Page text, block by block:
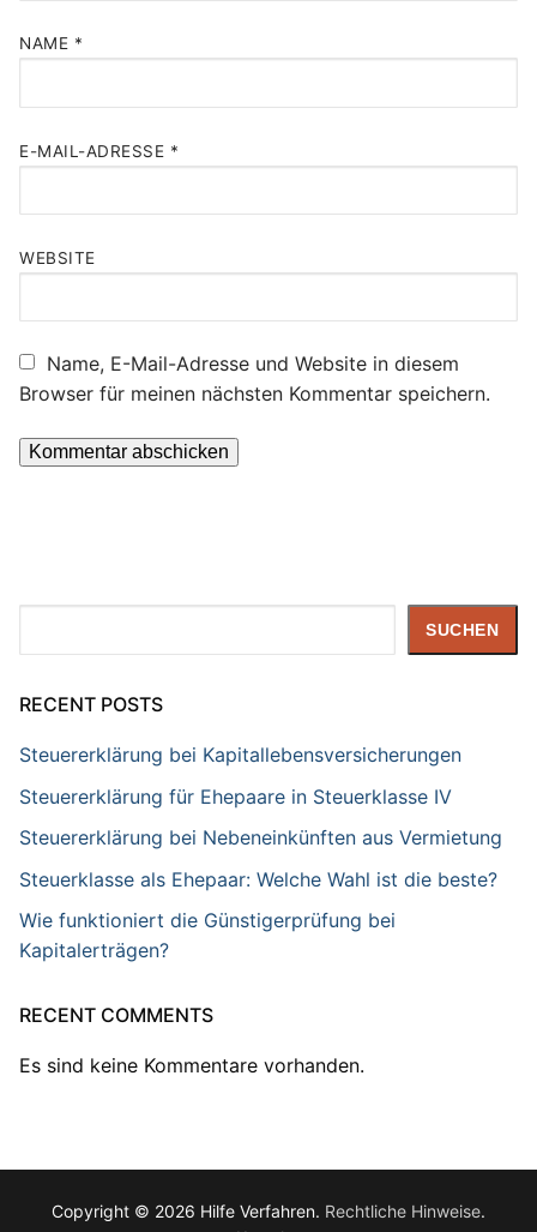
NAME *
E-MAIL-ADRESSE *
WEBSITE
Name, E-Mail-Adresse und Website in diesem
Browser für meinen nächsten Kommentar speichern.
SUCHEN
RECENT POSTS
Steuererklärung bei Kapitallebensversicherungen
Steuererklärung für Ehepaare in Steuerklasse IV
Steuererklärung bei Nebeneinkünften aus Vermietung
Steuerklasse als Ehepaar: Welche Wahl ist die beste?
Wie funktioniert die Günstigerprüfung bei
Kapitalerträgen?
RECENT COMMENTS
Es sind keine Kommentare vorhanden.
Copyright © 2026 Hilfe Verfahren. Rechtliche Hinweise.